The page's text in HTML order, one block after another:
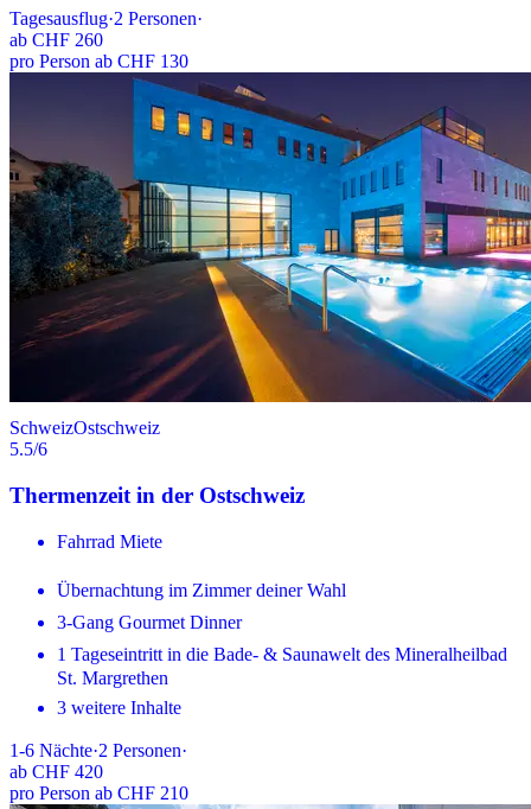
Tagesausflug·2 Personen·
ab CHF 260
pro Person ab CHF 130
SchweizOstschweiz
5.5/6
Thermenzeit in der Ostschweiz
Fahrrad Miete
Übernachtung im Zimmer deiner Wahl
3-Gang Gourmet Dinner
1 Tageseintritt in die Bade- & Saunawelt des Mineralheilbad
St. Margrethen
3 weitere Inhalte
1-6 Nächte·2 Personen·
ab CHF 420
pro Person ab CHF 210